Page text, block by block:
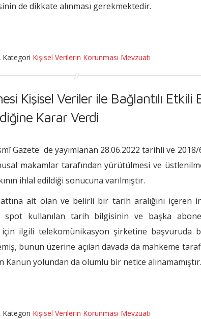
de dikkate alınması gerekmektedir.
, Kategori Kişisel Verilerin Korunması Mevzuatı
Kişisel Veriler ile Bağlantılı Etkili
Karar Verdi
Gazete' de yayımlanan 28.06.2022 tarihli ve
makamlar tarafından yürütülmesi ve
ihlal edildiği sonucuna varılmıştır.
ait olan ve belirli bir tarih aralığını içeren
spot kullanılan tarih bilgisinin ve başka
için ilgili telekomünikasyon şirketine başvuruda
bunun üzerine açılan davada da mahkeme
yolundan da olumlu bir netice alınamamıştır.
, Kategori Kişisel Verilerin Korunması Mevzuatı